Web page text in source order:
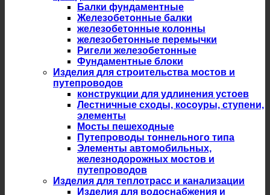
Балки фундаментные
Железобетонные балки
железобетонные колонны
железобетонные перемычки
Ригели железобетонные
Фундаментные блоки
Изделия для строительства мостов и
путепроводов
конструкции для удлинения устоев
Лестничные сходы, косоуры, ступени,
элементы
Мосты пешеходные
Путепроводы тоннельного типа
Элементы автомобильных,
железнодорожных мостов и
путепроводов
Изделия для теплотрасс и канализации
Изделия для водоснабжения и